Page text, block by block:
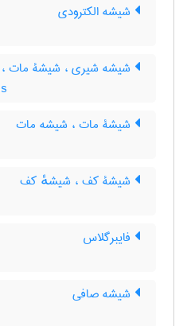
شیشه الکترودی
شیشه شیری ، شیشۀ مات
شیشۀ مات ، شیشه مات
شیشۀ کف ، شیشهٔ کف
فایبرگلاس
شیشه صافی